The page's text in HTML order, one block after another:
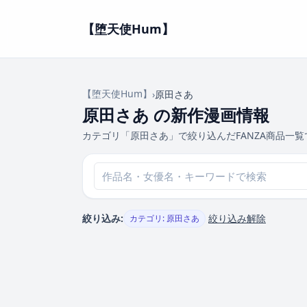
【堕天使Hum】
【堕天使Hum】 ›原田さあ
原田さあ の新作漫画情報
カテゴリ「原田さあ」で絞り込んだFANZA商品一覧
絞り込み: カテゴリ: 原田さあ 絞り込み解除